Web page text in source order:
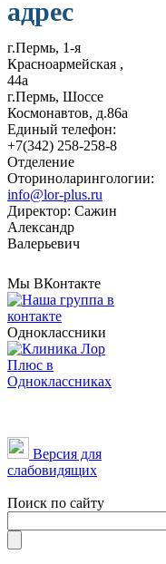
адрес
г.Пермь, 1-я
Красноармейская ,
44а
г.Пермь, Шоссе
Космонавтов, д.86а
Единый телефон:
+7(342) 258-258-8
Отделение
Оториноларингологии:
info@lor-plus.ru
Директор: Сажин
Александр
Валерьевич
Мы ВКонтакте
Одноклассники
Версия для
слабовидящих
Поиск по сайту